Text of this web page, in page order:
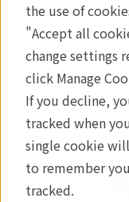
the use of
"Accept all
change settings
click Manage
If you decline,
tracked when
single cookie
to remember
tracked.